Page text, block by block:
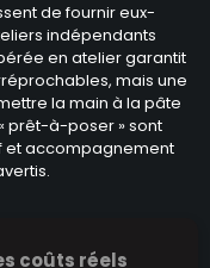
de fournir eux-
indépendants
en atelier garantit
mais une
la main à la pâte
prêt-à-poser » sont
et accompagnement
coûts réels